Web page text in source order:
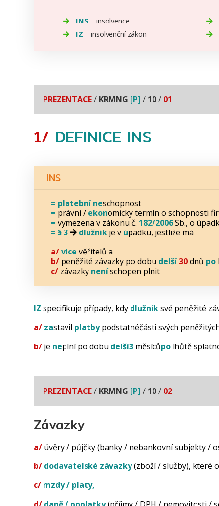
INS – insolvence
IZ – insolvenční zákon
PREZENTACE/ KRMNG [P] / 10/ 01
1/ DEFINICE INS
INS
= platební neschopnost
= právní / ekonomický termín o schopnosti
= vymezena v zákonu č. 182/2006Sb., o
= § 3 dlužníkje v úpadku, jestliže má
a/více věřitelů a
b/peněžité závazky po dobu delší30dnů po
c/závazky neníschopen plnit
IZ specifikuje případy, kdy dlužníksvé peněžité
a/ zastavil platbypodstatnéčásti svých
b/je neplní po dobu delší3měsícůpolhůtě
PREZENTACE/ KRMNG [P] / 10/ 02
Závazky
a/úvěry / půjčky (banky / nebankovní subjekty /
b/ dodavatelské závazky(zboží / služby), které
c/ mzdy/platy,